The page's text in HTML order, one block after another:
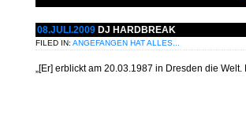
08.JULI.2009 DJ HARDBREAK
FILED IN: ANGEFANGEN HAT ALLES...
„[Er] erblickt am 20.03.1987 in Dresden die